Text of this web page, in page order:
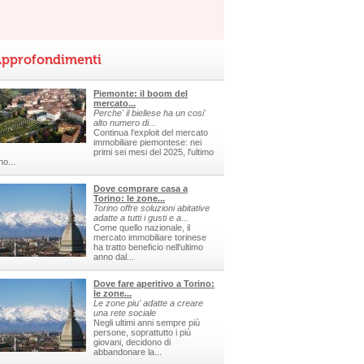
Piemonte: il boom del
mercato...
Perche' il biellese ha un cosi'
alto numero di...
Continua l'exploit del mercato
immobiliare piemontese: nei
primi sei mesi del 2025, l'ultimo
Dove comprare casa a
Torino: le zone...
Torino offre soluzioni abitative
adatte a tutti i gusti e a...
Come quello nazionale, il
mercato immobiliare torinese
ha tratto beneficio nell'ultimo
anno dal...
Dove fare aperitivo a Torino:
le zone...
Le zone piu' adatte a creare
una rete sociale
Negli ultimi anni sempre più
persone, soprattutto i più
giovani, decidono di
abbandonare la...